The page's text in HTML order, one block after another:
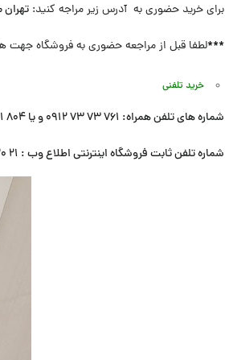
برای خرید حضوری به آدرس زیر مراجه کنید:
***لطفا قبل از مراجعه حضوری به فروشگاه جهت
خرید تلفنی
شماره های تلفن همراه: ۷۶۱ ۷۳ ۷۳ ۰۹۱۲ و یا۸۰۴ ۱۱ ۱۰ ۰۹۱۲
شماره تلفن ثابت فروشگاه اینترنتی اطلاع وب : ۲۱ ۲۰ ۱۹ ۶۶